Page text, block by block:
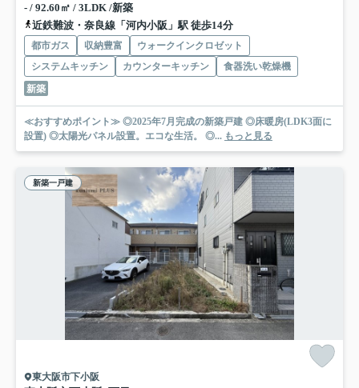
- / 92.60㎡ / 3LDK /新築
近鉄難波・奈良線「河内小阪」駅 徒歩14分
都市ガス 収納豊富
ウォークインクロゼット
システムキッチン
カウンターキッチン
食器洗い乾燥機
新築
≪おすすめポイント≫ ◎2025年7月完成の新築戸建 ◎床暖房(LDK3面に
設置) ◎太陽光パネル設置。エコな生活。 ◎... もっと見る
新築一戸建
東大阪市下小阪